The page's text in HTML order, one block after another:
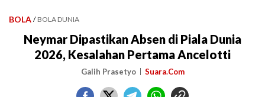
BOLA / BOLA DUNIA
Neymar Dipastikan Absen di Piala Dunia
2026, Kesalahan Pertama Ancelotti
Galih Prasetyo Suara.Com